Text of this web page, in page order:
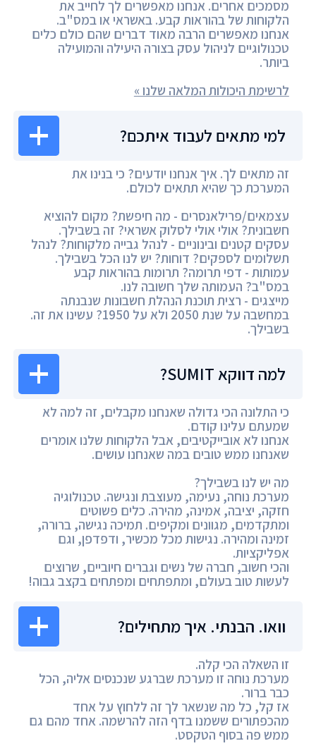
מסמכים אחרים. אנחנו מאפשרים לך לחייב את
הלקוחות של בהוראות קבע. באשראי או במס"ב.
אנחנו מאפשרים הרבה מאוד דברים שהם כולם כלים
טכנולוגיים לניהול עסק בצורה היעילה והמועילה
ביותר.
לרשימת היכולות המלאה שלנו »
למי מתאים לעבוד איתכם?
זה מתאים לך. איך אנחנו יודעים? כי בנינו את
המערכת כך שהיא תתאים לכולם.
עצמאים/פרילאנסרים - מה חיפשת? מקום להוציא
חשבונית? אולי אולי לסלוק אשראי? זה בשבילך.
עסקים קטנים ובינוניים - לנהל גבייה מלקוחות? לנהל
תשלומים לספקים? דוחות? יש לנו הכל בשבילך.
עמותות - דפי תרומה? תרומות בהוראות קבע
במס"ב? העמותה שלך חשובה לנו.
מייצגים - רצית תוכנת הנהלת חשבונות שנבנתה
במחשבה על שנת 2050 ולא על 1950? עשינו את זה.
בשבילך.
למה דווקא SUMIT?
כי התלונה הכי גדולה שאנחנו מקבלים, זה למה לא
שמעתם עלינו קודם.
אנחנו לא אובייקטיבים, אבל הלקוחות שלנו אומרים
שאנחנו ממש טובים במה שאנחנו עושים.
מה יש לנו בשבילך?
מערכת נוחה, נעימה, מעוצבת ונגישה. טכנולוגיה
חזקה, יציבה, אמינה, מהירה. כלים פשוטים
ומתקדמים, מגוונים ומקיפים. תמיכה נגישה, ברורה,
זמינה ומהירה. נגישות מכל מכשיר, ודפדפן, וגם
אפליקציות.
והכי חשוב, חברה של נשים וגברים חיוביים, שרוצים
לעשות טוב בעולם, ומתפתחים ומפתחים בקצב גבוה!
וואו. הבנתי. איך מתחילים?
זו השאלה הכי קלה.
מערכת נוחה זו מערכת שברגע שנכנסים אליה, הכל
כבר ברור.
אז קל, כל מה שנשאר לך זה ללחוץ על אחד
מהכפתורים ששמנו בדף הזה להרשמה. אחד מהם גם
ממש פה בסוף הטקסט.